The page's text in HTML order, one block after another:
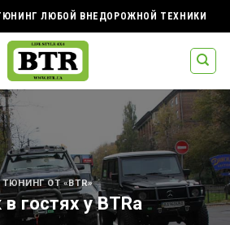
ЛЮБОЙ ВНЕДОРОЖНОЙ ТЕХНИКИ
ТЮНИНГ ОТ «BTR»
гостях у BTRа